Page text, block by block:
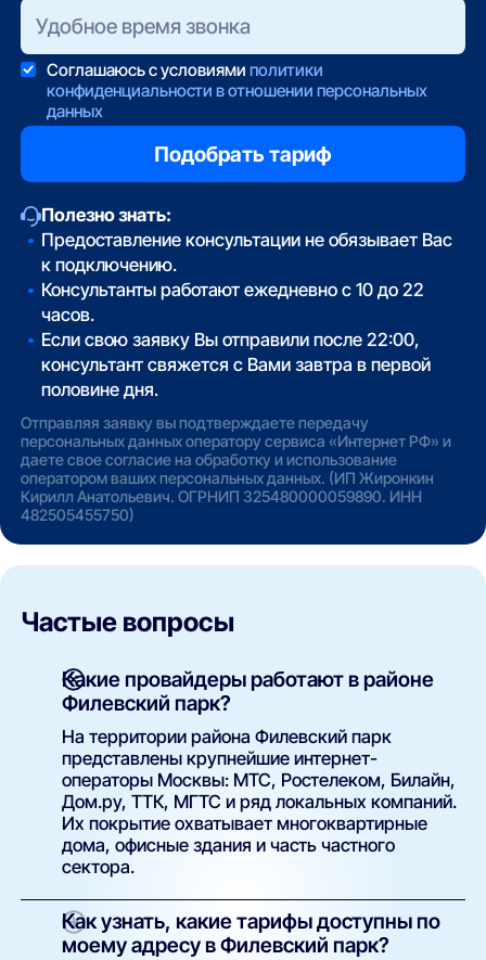
Соглашаюсь с условиями политики
конфиденциальности в отношении персональных
данных
Полезно знать:
Предоставление консультации не обязывает Вас
к подключению.
Консультанты работают ежедневно с 10 до 22
часов.
Если свою заявку Вы отправили после 22:00,
консультант свяжется с Вами завтра в первой
половине дня.
Отправляя заявку вы подтверждаете передачу
персональных данных оператору сервиса «Интернет РФ» и
даете свое согласие на обработку и использование
оператором ваших персональных данных. (ИП Жиронкин
Кирилл Анатольевич. ОГРНИП 325480000059890. ИНН
482505455750)
Частые вопросы
Какие провайдеры работают в районе
Филевский парк?
На территории района Филевский парк
представлены крупнейшие интернет-
операторы Москвы: МТС, Ростелеком, Билайн,
Дом.ру, ТТК, МГТС и ряд локальных компаний.
Их покрытие охватывает многоквартирные
дома, офисные здания и часть частного
сектора.
Как узнать, какие тарифы доступны по
моему адресу в Филевский парк?